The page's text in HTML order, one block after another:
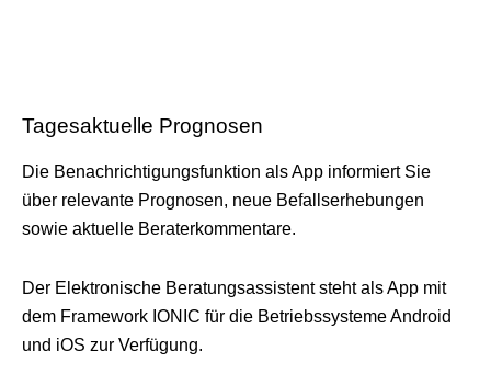
Tagesaktuelle Prognosen
Die Benachrichtigungsfunktion als App informiert Sie
über relevante Prognosen, neue Befallserhebungen
sowie aktuelle Beraterkommentare.
Der Elektronische Beratungsassistent steht als App mit
dem Framework IONIC für die Betriebssysteme Android
und iOS zur Verfügung.